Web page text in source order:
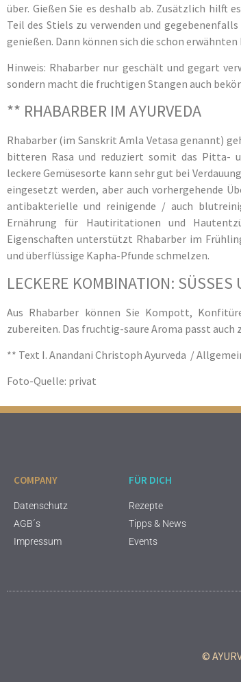
über. Gießen Sie es deshalb ab. Zusätzlich hilft
Teil des Stiels zu verwenden und
genießen. Dann können sich die schon
Hinweis: Rhabarber nur geschält und gegart
sondern macht die fruchtigen Stangen auch
** RHABARBER IM AYURVEDA
Rhabarber (im Sanskrit Amla Vetasa genannt)
bitteren Rasa und reduziert somit das Pitta-
leckere Gemüsesorte kann sehr gut bei
eingesetzt werden, aber auch vorhergehende
antibakterielle und reinigende / auch
Ernährung für Hautiritationen und
Eigenschaften unterstützt Rhabarber im
und überflüssige Kapha-Pfunde schmelzen.
LECKERE KOMBINATION: SÜSSES
Aus Rhabarber können Sie Kompott,
zubereiten. Das fruchtig-saure Aroma passt auch
** Text I. Anandani Christoph Ayurveda /
Foto-Quelle: privat
COMPANY
Datenschutz
AGB´s
Impressum
FÜR DICH
Rezepte
Tipps & News
Events
©